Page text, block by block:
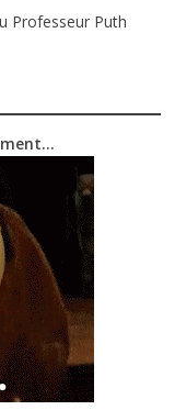
Professeur Puth